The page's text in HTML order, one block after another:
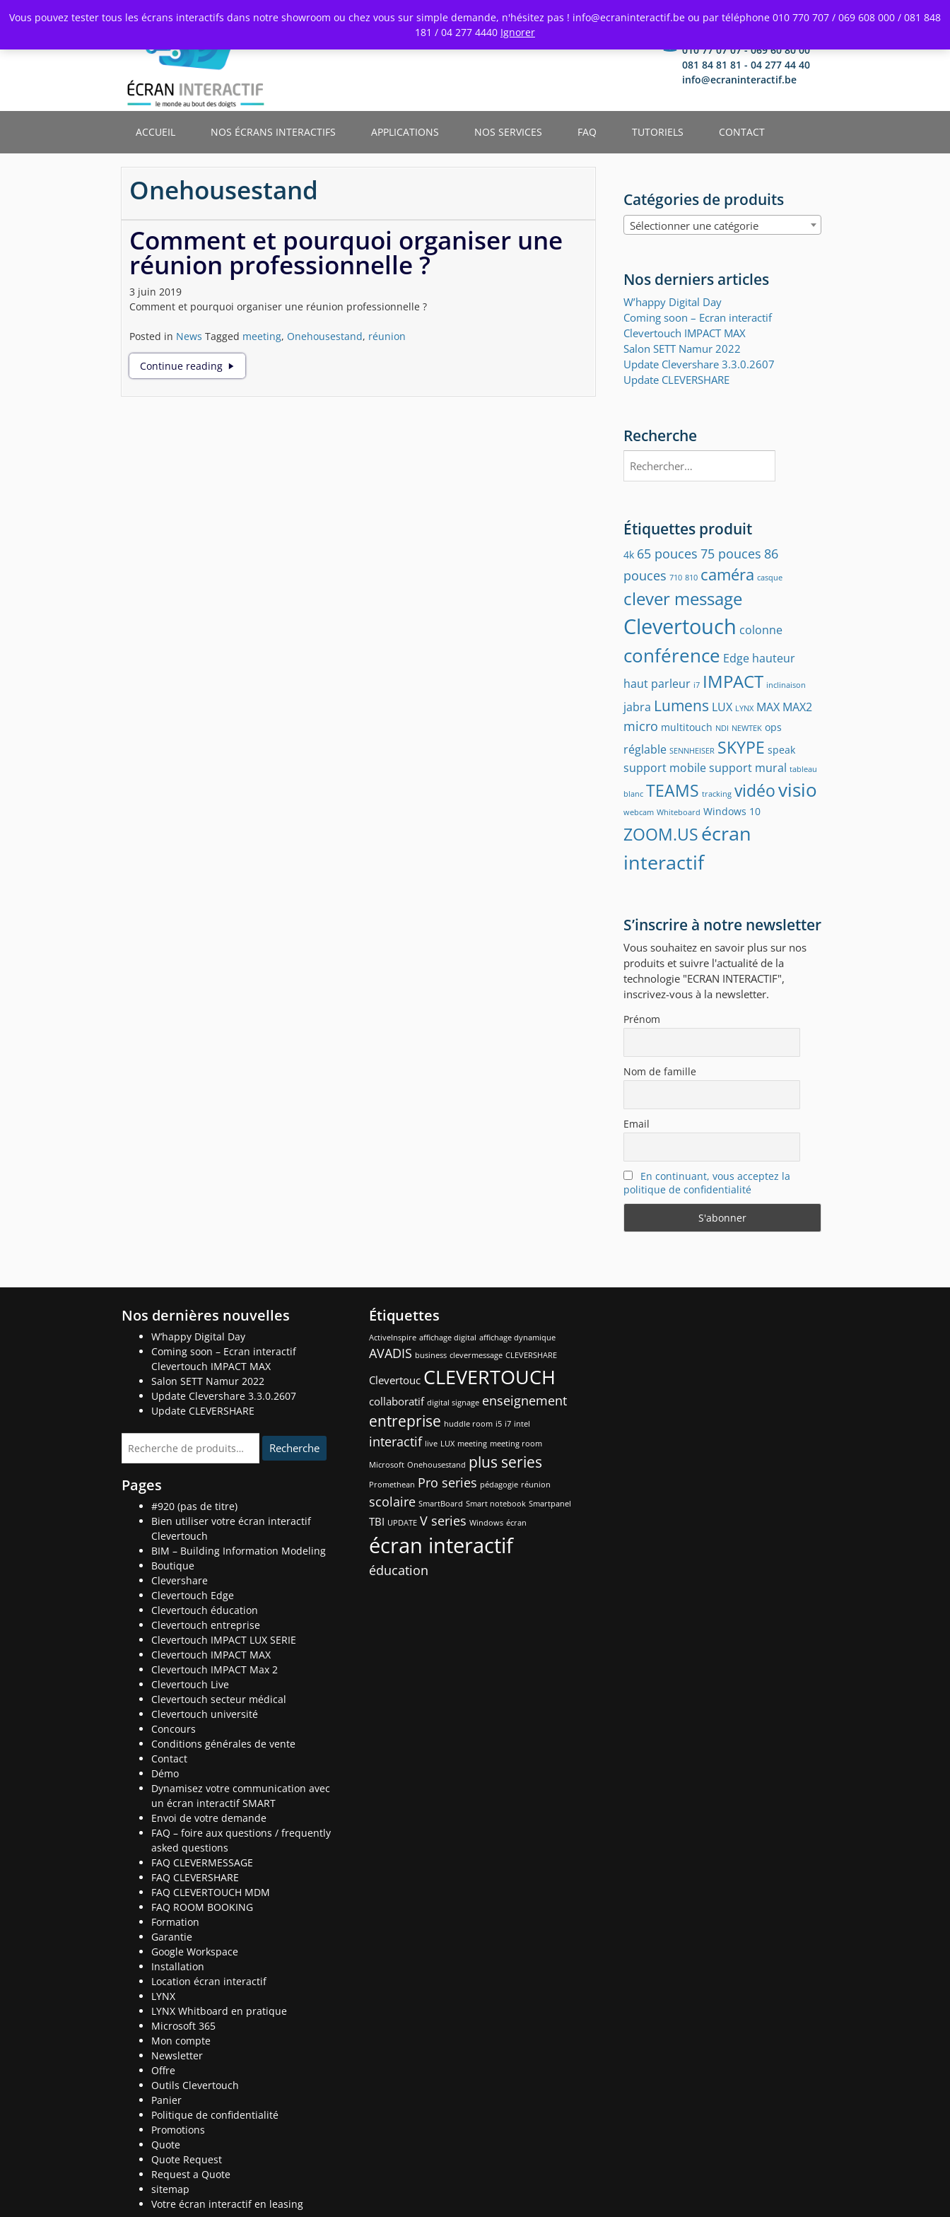
Vous pouvez tester tous les écrans interactifs dans notre showroom ou chez vous sur simple demande, n'hésitez pas ! info@ecraninteractif.be ou par téléphone 010 770 707 / 069 608 000 / 081 848
181 / 04 277 4440 Ignorer
content
010 77 07 07 - 069 60 80 00
081 84 81 81 - 04 277 44 40
info@ecraninteractif.be
ACCUEIL NOS ÉCRANS INTERACTIFS APPLICATIONS NOS SERVICES FAQ TUTORIELS CONTACT
Onehousestand
Comment et pourquoi organiser une
réunion professionnelle ?
3 juin 2019
Comment et pourquoi organiser une réunion professionnelle ?
Posted in News Tagged meeting, Onehousestand, réunion
Continue reading
Comment
et
Catégories de produits
Sélectionner une catégorie
Nos derniers articles
W’happy Digital Day
Coming soon – Ecran interactif
Clevertouch IMPACT MAX
Salon SETT Namur 2022
Update Clevershare 3.3.0.2607
Update CLEVERSHARE
Recherche
Étiquettes produit
4k 65 pouces 75 pouces 86
pouces 710 810 caméra casque
clever message
Clevertouch colonne
conférence Edge hauteur
haut parleur i7 IMPACT inclinaison
jabra Lumens LUX LYNX MAX MAX2
micro multitouch NDI NEWTEK ops
réglable SENNHEISER SKYPE speak
support mobilesupport mural tableau
blanc TEAMS tracking vidéovisio
webcam Whiteboard Windows 10
ZOOM.USécran
interactif
S’inscrire à notre newsletter
Vous souhaitez en savoir plus sur nos
produits et suivre l'actualité de la
technologie "ECRAN INTERACTIF",
inscrivez-vous à la newsletter.
Prénom
Nom de famille
Email
En continuant, vous acceptez la
politique de confidentialité
Nos dernières nouvelles
W’happy Digital Day
Coming soon – Ecran interactif
Clevertouch IMPACT MAX
Salon SETT Namur 2022
Update Clevershare 3.3.0.2607
Update CLEVERSHARE
pour :
Recherche
Pages
#920 (pas de titre)
Bien utiliser votre écran interactif
Clevertouch
BIM – Building Information Modeling
Boutique
Clevershare
Clevertouch Edge
Clevertouch éducation
Clevertouch entreprise
Clevertouch IMPACT LUX SERIE
Clevertouch IMPACT MAX
Clevertouch IMPACT Max 2
Clevertouch Live
Clevertouch secteur médical
Clevertouch université
Concours
Conditions générales de vente
Contact
Démo
Dynamisez votre communication avec
un écran interactif SMART
Envoi de votre demande
FAQ – foire aux questions / frequently
asked questions
FAQ CLEVERMESSAGE
FAQ CLEVERSHARE
FAQ CLEVERTOUCH MDM
FAQ ROOM BOOKING
Formation
Garantie
Google Workspace
Installation
Location écran interactif
LYNX
LYNX Whitboard en pratique
Microsoft 365
Mon compte
Newsletter
Offre
Outils Clevertouch
Panier
Politique de confidentialité
Promotions
Quote
Quote Request
Request a Quote
sitemap
Votre écran interactif en leasing
Étiquettes
ActiveInspire affichage digital affichage dynamique
AVADIS business clevermessage CLEVERSHARE
Clevertouc CLEVERTOUCH
collaboratif digital signage enseignement
entreprise huddle room i5 i7 intel
interactif live LUX meeting meeting room
Microsoft Onehousestand plus series
Promethean Pro series pédagogie réunion
scolaire SmartBoard Smart notebook Smartpanel
TBI UPDATE V series Windows écran
écran interactif
éducation